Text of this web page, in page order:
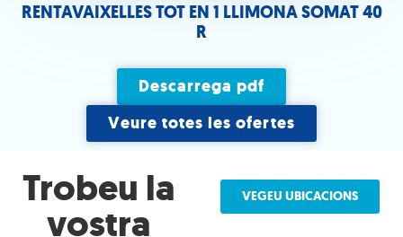
RENTAVAIXELLES TOT EN 1 LLIMONA SOMAT 40
R
Descarrega pdf
Veure totes les ofertes
Trobeu la
vostra
VEGEU UBICACIONS